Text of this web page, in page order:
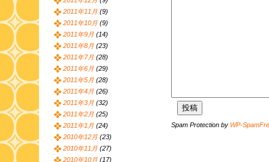
Spam Protection by WP-
2011年11月 (9)
2011年10月 (9)
2011年9月 (14)
2011年8月 (23)
2011年7月 (28)
2011年6月 (29)
2011年5月 (28)
2011年4月 (26)
2011年3月 (32)
2011年2月 (25)
2011年1月 (24)
2010年12月 (23)
2010年11月 (27)
2010年10月 (17)